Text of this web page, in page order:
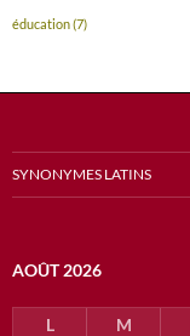
éducation(7)
SYNONYMES LATINS
AOÛT 2026
L M